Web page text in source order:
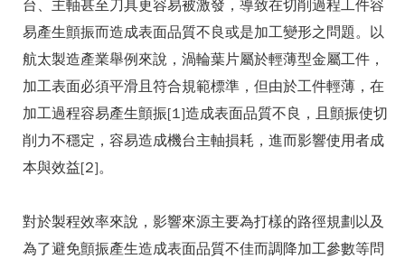
台、主軸甚至刀具更容易被激發，導致在切削過程工件容
易產生顫振而造成表面品質不良或是加工變形之問題。以
航太製造產業舉例來說，渦輪葉片屬於輕薄型金屬工件，
加工表面必須平滑且符合規範標準，但由於工件輕薄，在
加工過程容易產生顫振[1]造成表面品質不良，且顫振使切
削力不穩定，容易造成機台主軸損耗，進而影響使用者成
本與效益[2]。
對於製程效率來說，影響來源主要為打樣的路徑規劃以及
為了避免顫振產生造成表面品質不佳而調降加工參數等問